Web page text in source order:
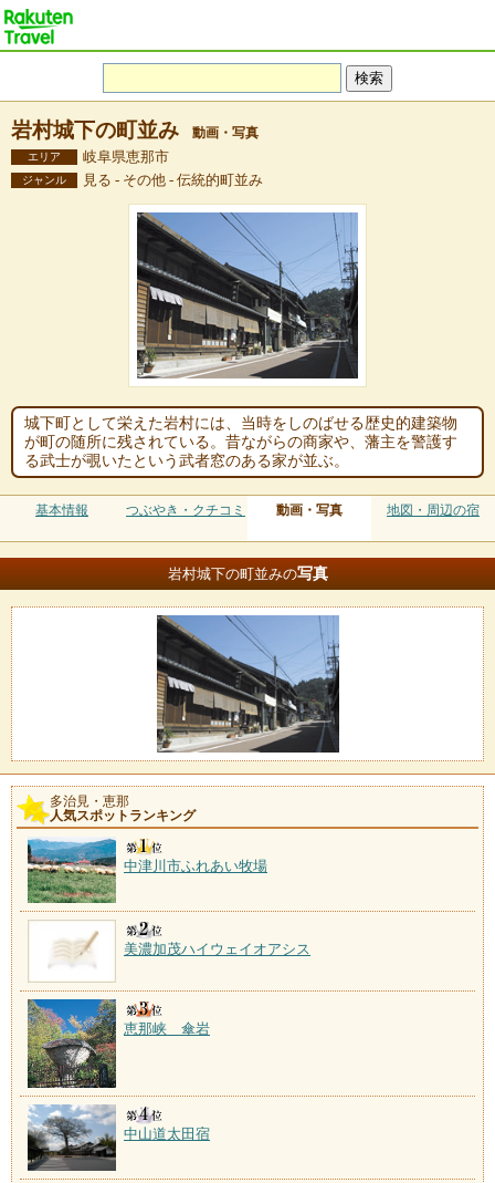
岩村城下の町並み 動画・写真
エリア 岐阜県恵那市
ジャンル 見る - その他 - 伝統的町並み
城下町として栄えた岩村には、当時をしのばせる歴史的建築物
が町の随所に残されている。昔ながらの商家や、藩主を警護す
る武士が覗いたという武者窓のある家が並ぶ。
基本情報 つぶやき・クチコミ 動画・写真 地図・周辺の宿
岩村城下の町並みの写真
多治見・恵那
人気スポットランキング
中津川市ふれあい牧場
美濃加茂ハイウェイオアシス
恵那峡 傘岩
中山道太田宿